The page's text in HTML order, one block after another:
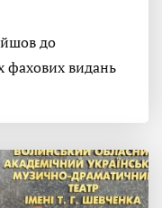
до
фахових видань